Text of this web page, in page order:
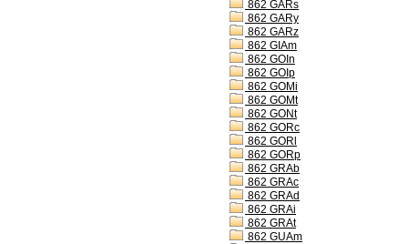
862 GARs
862 GARy
862 GARz
862 GIAm
862 GOIn
862 GOIp
862 GOMi
862 GOMt
862 GONt
862 GORc
862 GORl
862 GORp
862 GRAb
862 GRAc
862 GRAd
862 GRAi
862 GRAt
862 GUAm